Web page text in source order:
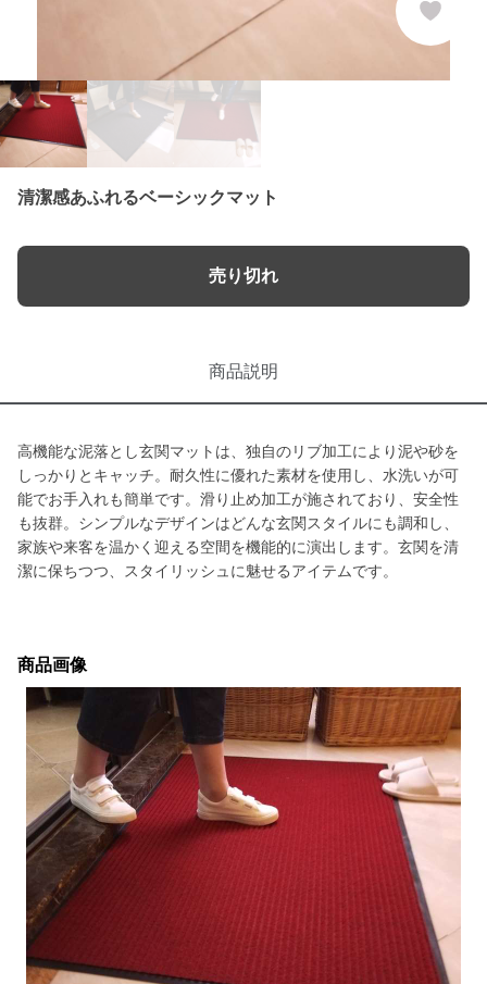
清潔感あふれるベーシックマット
売り切れ
商品説明
高機能な泥落とし玄関マットは、独自のリブ加工により泥や砂を
しっかりとキャッチ。耐久性に優れた素材を使用し、水洗いが可
能でお手入れも簡単です。滑り止め加工が施されており、安全性
も抜群。シンプルなデザインはどんな玄関スタイルにも調和し、
家族や来客を温かく迎える空間を機能的に演出します。玄関を清
潔に保ちつつ、スタイリッシュに魅せるアイテムです。
商品画像